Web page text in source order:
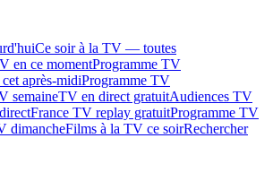
Ce soir à la TV — toutes
en ce momentProgramme TV
après-midiProgramme TV
semaineTV en direct gratuitAudiences TV
France TV replay gratuitProgramme TV
dimancheFilms à la TV ce soirRechercher